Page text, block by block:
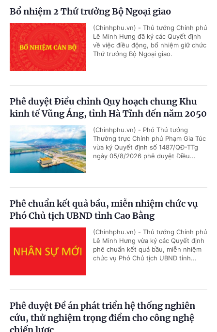
Bổ nhiệm 2 Thứ trưởng Bộ Ngoại giao
(Chinhphu.vn) - Thủ tướng Chính phủ
Lê Minh Hưng đã ký các Quyết định
về việc điều động, bổ nhiệm giữ chức
Thứ trưởng Bộ Ngoại giao.
Phê duyệt Điều chỉnh Quy hoạch chung Khu
kinh tế Vũng Áng, tỉnh Hà Tĩnh đến năm 2050
(Chinhphu.vn) - Phó Thủ tướng
Thường trực Chính phủ Phạm Gia Túc
vừa ký Quyết định số 1487/QĐ-TTg
ngày 05/8/2026 phê duyệt Điều...
Phê chuẩn kết quả bầu, miễn nhiệm chức vụ
Phó Chủ tịch UBND tỉnh Cao Bằng
(Chinhphu.vn) - Thủ tướng Chính phủ
Lê Minh Hưng vừa ký các Quyết định
phê chuẩn kết quả bầu, miễn nhiệm
chức vụ Phó Chủ tịch UBND tỉnh...
Phê duyệt Đề án phát triển hệ thống nghiên
cứu, thử nghiệm trọng điểm cho công nghệ
chiến lược